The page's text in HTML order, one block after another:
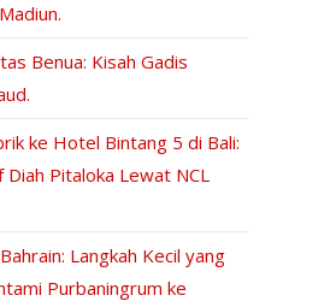
Benua: Kisah Gadis
ke Hotel Bintang 5 di Bali:
Pitaloka Lewat NCL
Langkah Kecil yang
Purbaningrum ke